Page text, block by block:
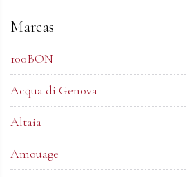
Marcas
100BON
Acqua di Genova
Altaia
Amouage